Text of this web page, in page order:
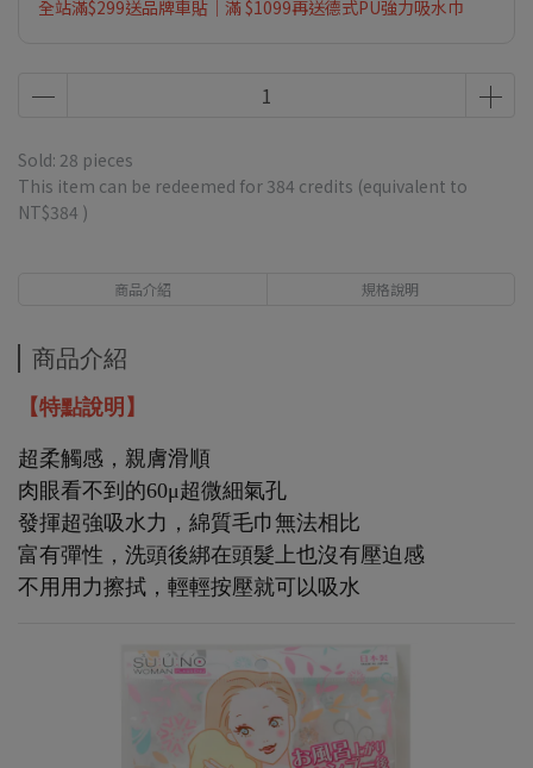
全站滿$299送品牌車貼｜滿 $1099再送德式PU強力吸水巾
Sold: 28 pieces
This item can be redeemed for 384 credits (equivalent to
NT$384 )
商品介紹 規格說明
商品介紹
【特點說明】
超柔觸感，親膚滑順
肉眼看不到的60μ超微細氣孔
發揮超強吸水力，綿質毛巾無法相比
富有彈性，洗頭後綁在頭髮上也沒有壓迫感
不用用力擦拭，輕輕按壓就可以吸水